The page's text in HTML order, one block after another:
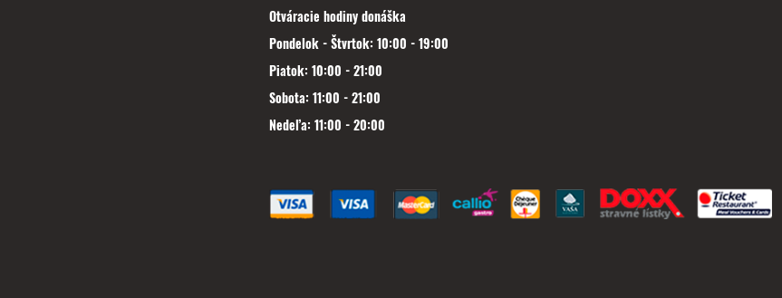
Otváracie hodiny donáška
Pondelok - Štvrtok: 10:00 - 19:00
Piatok: 10:00 - 21:00
Sobota: 11:00 - 21:00
Nedeľa: 11:00 - 20:00